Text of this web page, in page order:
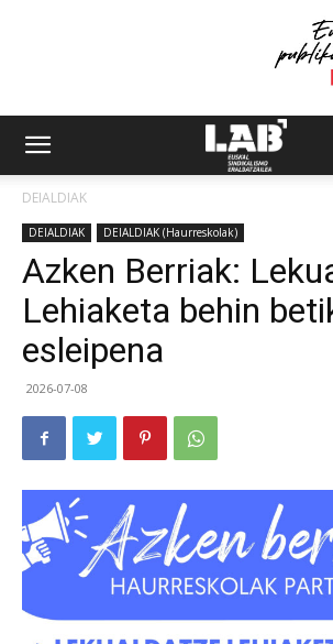
DEIALDIAK
DEIALDIAK DEIALDIAK (Haurreskolak)
Azken Berriak:
Lehiaketa behin
esleipena
2026-07-08